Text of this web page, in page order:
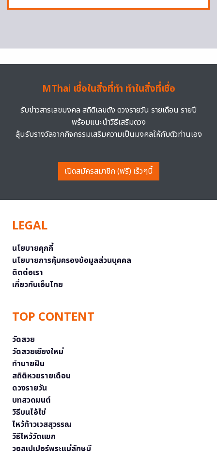
MThai เชื่อในสิ่งที่ทำ ทำในสิ่งที่เชื่อ
รับข่าวสารเลขมงคล สถิติเลขดัง ดวงรายวัน รายเดือน รายปี
พร้อมแนะนำวิธีเสริมดวง
ลุ้นรับรางวัลจากกิจกรรมเสริมความเป็นมงคลให้กับตัวท่านเอง
เปิดสมัครสมาชิก (ฟรี) เร็วๆนี้
LEGAL
นโยบายคุกกี้
นโยบายการคุ้มครองข้อมูลส่วนบุคคล
ติดต่อเรา
เกี่ยวกับเอ็มไทย
TOP CONTENT
วัดสวย
วัดสวยเชียงใหม่
ทำนายฝัน
สถิติหวยรายเดือน
ดวงรายวัน
บทสวดมนต์
วิธีบนไอ้ไข่
ไหว้ท้าวเวสสุวรรณ
วิธีไหว้วัดแขก
วอลเปเปอร์พระแม่ลักษมี